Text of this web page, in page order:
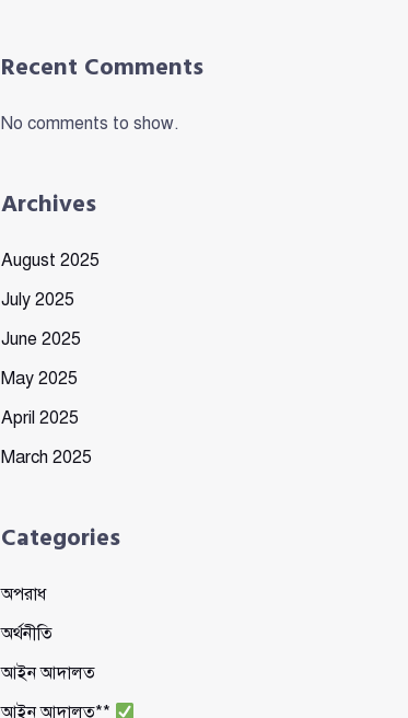
Recent Comments
No comments to show.
Archives
August 2025
July 2025
June 2025
May 2025
April 2025
March 2025
Categories
অপরাধ
অর্থনীতি
আইন আদালত
আইন আদালত**